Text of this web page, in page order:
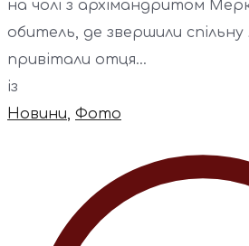
на чолі з архімандритом
обитель, де звершили спільну
привітали отця...
із
Новини, Фото